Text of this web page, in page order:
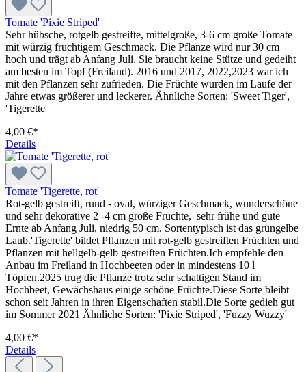
Tomate 'Pixie Striped'
Sehr hübsche, rotgelb gestreifte, mittelgroße, 3-6 cm große Tomate
mit würzig fruchtigem Geschmack. Die Pflan­ze wird nur 30 cm
hoch und trägt ab Anfang Juli. Sie braucht keine Stütze und gedeiht
am besten im Topf (Freiland). 2016 und 2017, 2022,2023 war ich
mit den Pflanzen sehr zufrieden. Die Früchte wurden im Laufe der
Jahre etwas größerer und leckerer. Ähnliche Sorten: 'Sweet Tiger',
'Tigerette'
4,00 €*
Details
Tomate 'Tigerette, rot'
Rot-gelb gestreift, rund - oval, würziger Geschmack, wunderschöne
und sehr dekorative 2 -4 cm große Früch­­­te, sehr frühe und gute
Ernte ab Anfang Juli, niedrig 50 cm. Sortentypisch ist das grüngelbe
Laub.'Tigerette' bildet Pflanzen mit rot-gelb gestreiften Früchten und
Pflan­zen mit hellgelb-gelb ge­streif­ten Früchten.Ich empfehle den
Anbau im Freiland in Hochbeeten oder in mindestens 10 l
Töpfen.2025 trug die Pflanze trotz sehr schattigen Stand im
Hochbeet, Gewächshaus einige schöne Früchte.Diese Sorte bleibt
schon seit Jahren in ihren Eigenschaften stabil.Die Sorte gedieh gut
im Sommer 2021 Ähnliche Sorten: 'Pixie Striped', 'Fuzzy Wuzzy'
4,00 €*
Details